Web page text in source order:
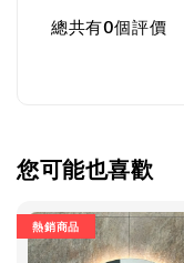
總共有0個評價
您可能也喜歡
熱銷商品